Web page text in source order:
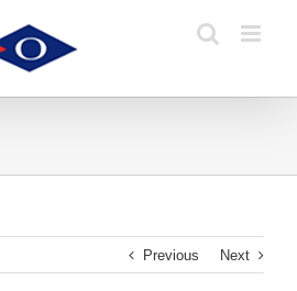
Previous Next